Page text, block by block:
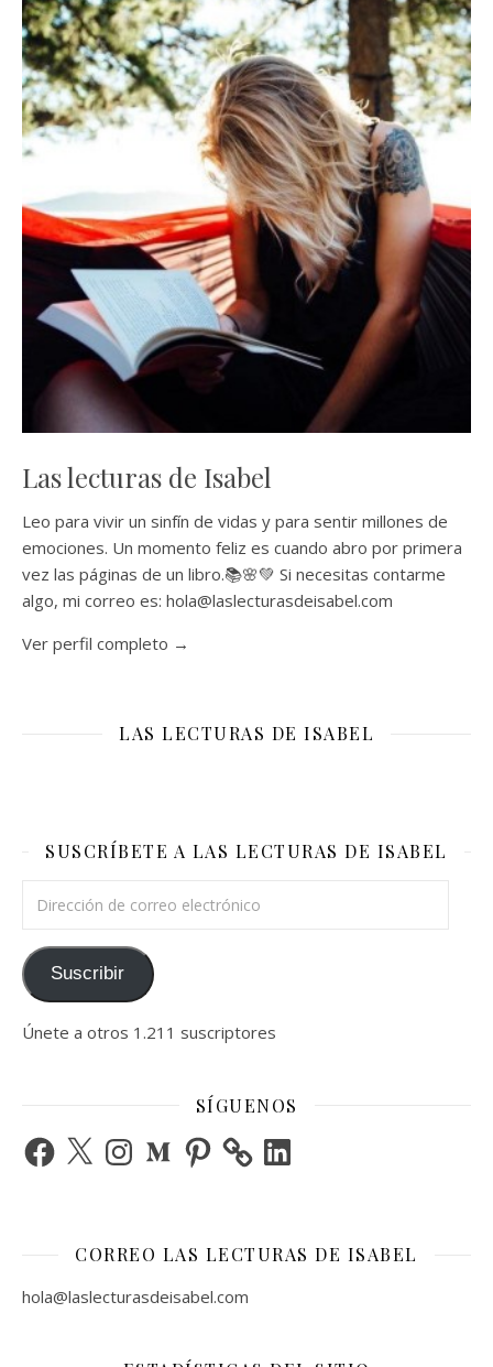
Las lecturas de Isabel
Leo para vivir un sinfín de vidas y para sentir millones de
emociones. Un momento feliz es cuando abro por primera
vez las páginas de un libro.📚🌸💚 Si necesitas contarme
algo, mi correo es: hola@laslecturasdeisabel.com
Ver perfil completo →
LAS LECTURAS DE ISABEL
SUSCRÍBETE A LAS LECTURAS DE ISABEL
Suscribir
Únete a otros 1.211 suscriptores
SÍGUENOS
Facebook
X InstagramMediumPinterest LinkedIn
CORREO LAS LECTURAS DE ISABEL
hola@laslecturasdeisabel.com